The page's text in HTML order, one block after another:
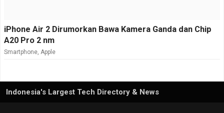
iPhone Air 2 Dirumorkan Bawa Kamera Ganda dan Chip
A20 Pro 2 nm
Smartphone, Apple
Indonesia's Largest Tech Directory & News